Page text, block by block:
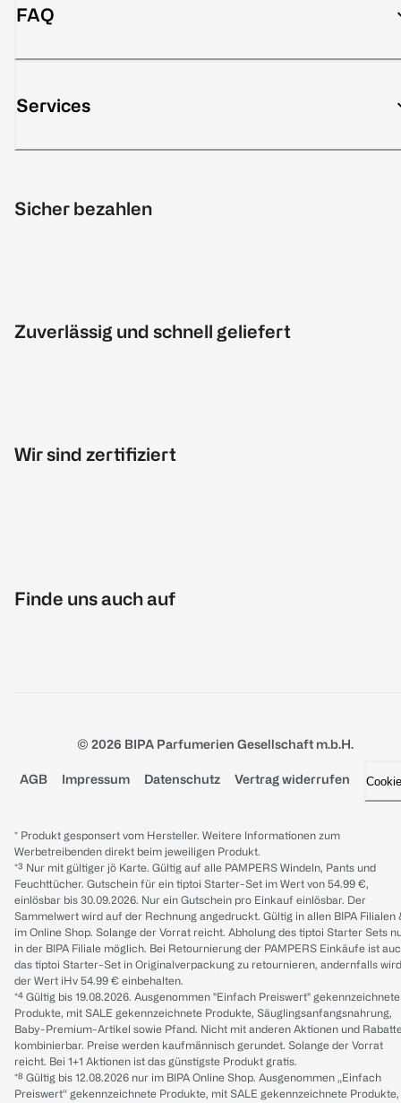
FAQ
Services
Sicher bezahlen
Zuverlässig und schnell geliefert
Wir sind zertifiziert
Finde uns auch auf
© 2026 BIPA Parfumerien Gesellschaft m.b.H.
AGB Impressum Datenschutz Vertrag widerrufen
* Produkt gesponsert vom Hersteller. Weitere Informationen zum
Werbetreibenden direkt beim jeweiligen Produkt.
*³ Nur mit gültiger jö Karte. Gültig auf alle PAMPERS Windeln, Pants und
Feuchttücher. Gutschein für ein tiptoi Starter-Set im Wert von 54.99 €,
einlösbar bis 30.09.2026. Nur ein Gutschein pro Einkauf einlösbar. Der
Sammelwert wird auf der Rechnung angedruckt. Gültig in allen BIPA Filialen
im Online Shop. Solange der Vorrat reicht. Abholung des tiptoi Starter Sets
in der BIPA Filiale möglich. Bei Retournierung der PAMPERS Einkäufe ist
das tiptoi Starter-Set in Originalverpackung zu retournieren, andernfalls wird
der Wert iHv 54.99 € einbehalten.
*⁴ Gültig bis 19.08.2026. Ausgenommen "Einfach Preiswert" gekennzeichnete
Produkte, mit SALE gekennzeichnete Produkte, Säuglingsanfangsnahrung,
Baby-Premium-Artikel sowie Pfand. Nicht mit anderen Aktionen und
kombinierbar. Preise werden kaufmännisch gerundet. Solange der Vorrat
reicht. Bei 1+1 Aktionen ist das günstigste Produkt gratis.
*⁸ Gültig bis 12.08.2026 nur im BIPA Online Shop. Ausgenommen „Einfach
Preiswert“ gekennzeichnete Produkte, mit SALE gekennzeichnete Produkte,